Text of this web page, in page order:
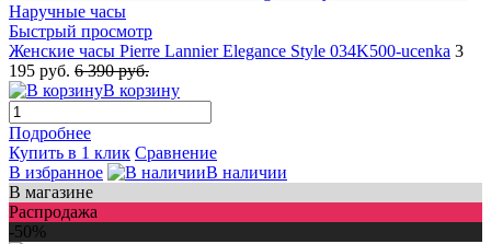
Быстрый просмотр
Женские часы Pierre Lannier Elegance Style 034K500-ucenka 3
195 руб. 6 390 руб.
В корзину
Подробнее
Купить в 1 клик Сравнение
В избранное
В наличии
В магазине
Распродажа
-50%